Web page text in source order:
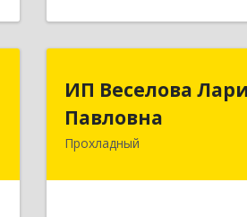
ИП Веселова
Павловна
Прохладный
361045, Кабардино-